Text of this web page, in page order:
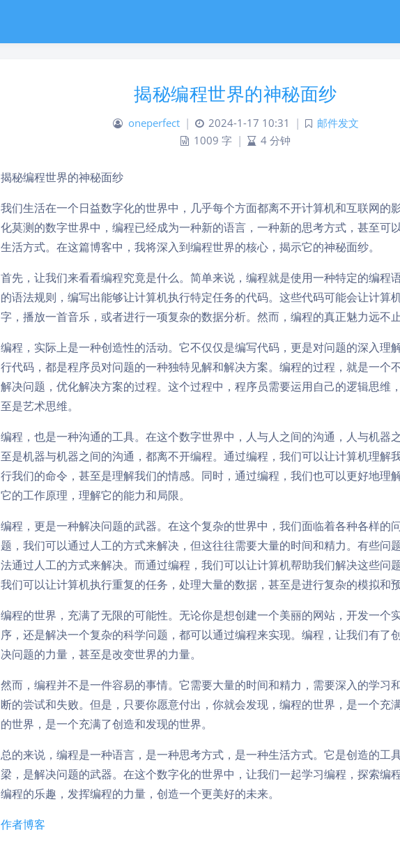
揭秘编程世界的神秘面纱
oneperfect | 2024-1-17 10:31 |
邮件发文
1009 字 | 4 分钟
揭秘编程世界的神秘面纱
我们生活在一个日益数字化的世界中，几乎每个方面都离不开计算机和互联网的
化莫测的数字世界中，编程已经成为一种新的语言，一种新的思考方式，甚至可
生活方式。在这篇博客中，我将深入到编程世界的核心，揭示它的神秘面纱。
首先，让我们来看看编程究竟是什么。简单来说，编程就是使用一种特定的编程
的语法规则，编写出能够让计算机执行特定任务的代码。这些代码可能会让计算
字，播放一首音乐，或者进行一项复杂的数据分析。然而，编程的真正魅力远不止
编程，实际上是一种创造性的活动。它不仅仅是编写代码，更是对问题的深入理
行代码，都是程序员对问题的一种独特见解和解决方案。编程的过程，就是一个
解决问题，优化解决方案的过程。这个过程中，程序员需要运用自己的逻辑思维
至是艺术思维。
编程，也是一种沟通的工具。在这个数字世界中，人与人之间的沟通，人与机器
至是机器与机器之间的沟通，都离不开编程。通过编程，我们可以让计算机理解
行我们的命令，甚至是理解我们的情感。同时，通过编程，我们也可以更好地理
它的工作原理，理解它的能力和局限。
编程，更是一种解决问题的武器。在这个复杂的世界中，我们面临着各种各样的
题，我们可以通过人工的方式来解决，但这往往需要大量的时间和精力。有些问
法通过人工的方式来解决。而通过编程，我们可以让计算机帮助我们解决这些问
我们可以让计算机执行重复的任务，处理大量的数据，甚至是进行复杂的模拟和预
编程的世界，充满了无限的可能性。无论你是想创建一个美丽的网站，开发一个
序，还是解决一个复杂的科学问题，都可以通过编程来实现。编程，让我们有了
决问题的力量，甚至是改变世界的力量。
然而，编程并不是一件容易的事情。它需要大量的时间和精力，需要深入的学习
断的尝试和失败。但是，只要你愿意付出，你就会发现，编程的世界，是一个充
的世界，是一个充满了创造和发现的世界。
总的来说，编程是一种语言，是一种思考方式，是一种生活方式。它是创造的工
梁，是解决问题的武器。在这个数字化的世界中，让我们一起学习编程，探索编
编程的乐趣，发挥编程的力量，创造一个更美好的未来。
作者博客